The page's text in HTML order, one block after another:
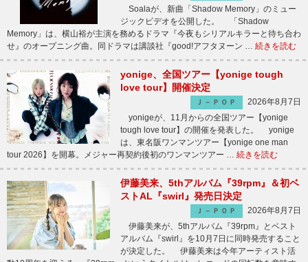
Soalaが、新曲「Shadow Memory」のミュー
ジックビデオを公開した。 「Shadow
Memory」は、横山裕が主演を務めるドラマ『今夜もシリアルキラーと待ち合わ
せ』のオープニング曲。同ドラマは講談社『good!アフタヌーン … 続きを読む
yonige、全国ツアー【yonige tough
love tour】開催決定
Ｊ－ＰＯＰ
2026年8月7日
yonigeが、11月からの全国ツアー【yonige
tough love tour】の開催を発表した。 yonige
は、東名阪ワンマンツアー【yonige one man
tour 2026】を開幕。メジャー再契約後初のワンマンツアー … 続きを読む
伊藤美来、5thアルバム『39rpm』＆初ベ
ストAL『swirl』発売日決定
Ｊ－ＰＯＰ
2026年8月7日
伊藤美来が、5thアルバム『39rpm』とベスト
アルバム『swirl』を10月7日に同時発売すること
が決定した。 伊藤美来は今年アーティスト活